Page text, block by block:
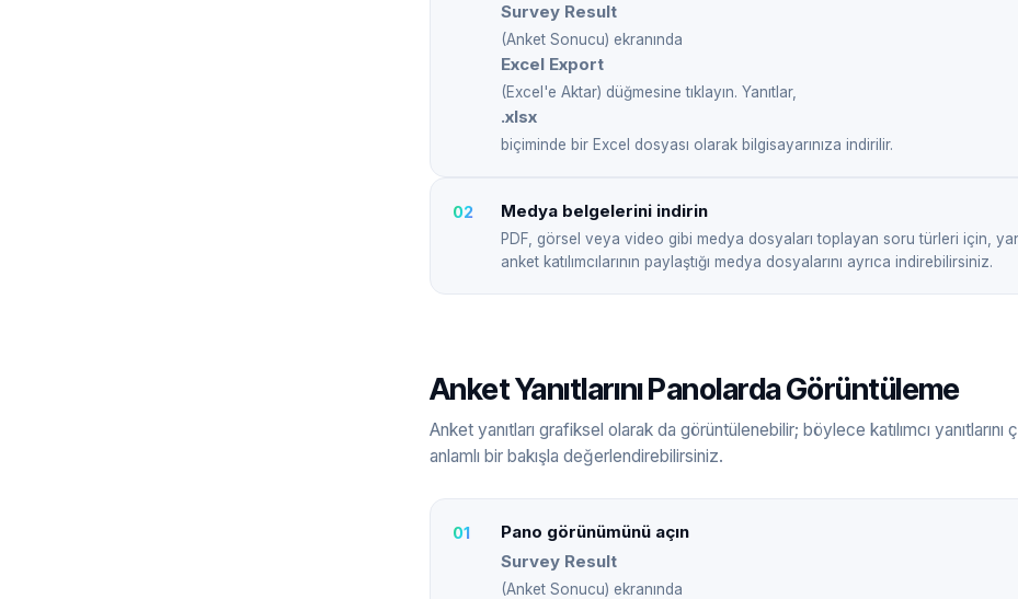
Survey Result
(Anket Sonucu) ekranında
Excel Export
(Excel'e Aktar) düğmesine tıklayın. Yanıtlar,
.xlsx
biçiminde bir Excel dosyası olarak bilgisayarınıza indirilir.
Medya belgelerini indirin
PDF, görsel veya video gibi medya dosyaları toplayan soru türleri için,
anket katılımcılarının paylaştığı medya dosyalarını ayrıca indirebilirsiniz.
Anket Yanıtlarını Panolarda Görüntüleme
Anket yanıtları grafiksel olarak da görüntülenebilir; böylece katılımcı yanıtlarını
anlamlı bir bakışla değerlendirebilirsiniz.
Pano görünümünü açın
Survey Result
(Anket Sonucu) ekranında